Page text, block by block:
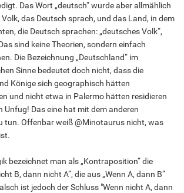
Das Wort „deutsch“ wurde aber allmählich
das Deutsch sprach, und das Land, in dem
die Deutsch sprachen: „deutsches Volk“,
sind keine Theorien, sondern einfach
Die Bezeichnung „Deutschland“ im
Sinne bedeutet doch nicht, dass die
Könige sich geographisch hätten
und nicht etwa in Palermo hätten residieren
Unfug! Das eine hat mit dem anderen
tun. Offenbar weiß @Minotaurus nicht, was
bezeichnet man als „Kontraposition“ die
B, dann nicht A“, die aus „Wenn A, dann B“
ist jedoch der Schluss "Wenn nicht A, dann